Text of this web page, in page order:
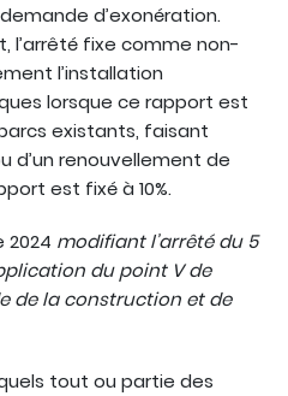
d’exonération.
l’arrêté fixe comme non-
l’installation
lorsque ce rapport est
parcs existants, faisant
d’un renouvellement de
est fixé à 10%.
2024 modifiant l’arrêté du 5
du point V de
de la construction et de
tout ou partie des